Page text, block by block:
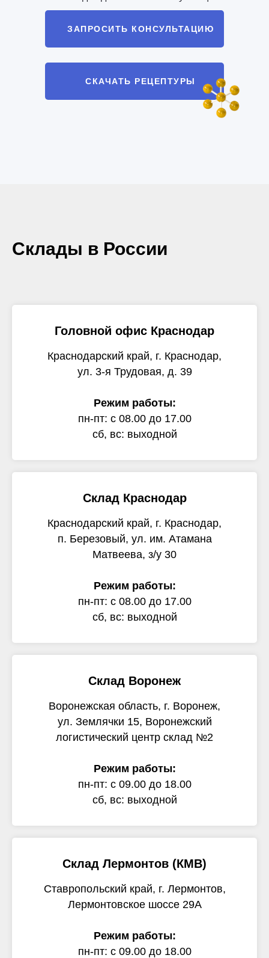
СКАЧАТЬ РЕЦЕПТУРЫ
ЗАПРОСИТЬ КОНСУЛЬТАЦИЮ
Склады в России
Головной офис Краснодар
Краснодарский край, г. Краснодар,
ул. 3-я Трудовая, д. 39
Режим работы:
пн-пт: с 08.00 до 17.00
сб, вс: выходной
Склад Краснодар
Краснодарский край, г. Краснодар,
п. Березовый, ул. им. Атамана
Матвеева, з/у 30
Режим работы:
пн-пт: с 08.00 до 17.00
сб, вс: выходной
Склад Воронеж
Воронежская область, г. Воронеж,
ул. Землячки 15, Воронежский
логистический центр склад №2
Режим работы:
пн-пт: с 09.00 до 18.00
сб, вс: выходной
Склад Лермонтов (КМВ)
Ставропольский край, г. Лермонтов,
Лермонтовское шоссе 29А
Режим работы:
пн-пт: с 09.00 до 18.00